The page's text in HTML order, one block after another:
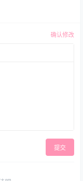
确认修改
提交